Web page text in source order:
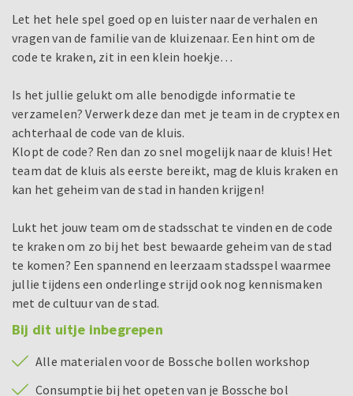
Let het hele spel goed op en luister naar de verhalen en
vragen van de familie van de kluizenaar. Een hint om de
code te kraken, zit in een klein hoekje…
Is het jullie gelukt om alle benodigde informatie te
verzamelen? Verwerk deze dan met je team in de cryptex en
achterhaal de code van de kluis.
Klopt de code? Ren dan zo snel mogelijk naar de kluis! Het
team dat de kluis als eerste bereikt, mag de kluis kraken en
kan het geheim van de stad in handen krijgen!
Lukt het jouw team om de stadsschat te vinden en de code
te kraken om zo bij het best bewaarde geheim van de stad
te komen? Een spannend en leerzaam stadsspel waarmee
jullie tijdens een onderlinge strijd ook nog kennismaken
met de cultuur van de stad.
Bij dit uitje inbegrepen
Alle materialen voor de Bossche bollen workshop
Consumptie bij het opeten van je Bossche bol